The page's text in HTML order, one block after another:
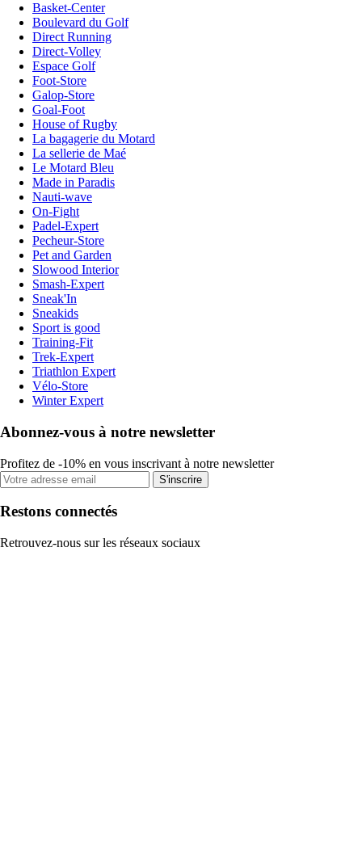
Basket-Center
Boulevard du Golf
Direct Running
Direct-Volley
Espace Golf
Foot-Store
Galop-Store
Goal-Foot
House of Rugby
La bagagerie du Motard
La sellerie de Maé
Le Motard Bleu
Made in Paradis
Nauti-wave
On-Fight
Padel-Expert
Pecheur-Store
Pet and Garden
Slowood Interior
Smash-Expert
Sneak'In
Sneakids
Sport is good
Training-Fit
Trek-Expert
Triathlon Expert
Vélo-Store
Winter Expert
Abonnez-vous à notre newsletter
Profitez de -10% en vous inscrivant à notre newsletter
S'inscrire
Restons connectés
Retrouvez-nous sur les réseaux sociaux